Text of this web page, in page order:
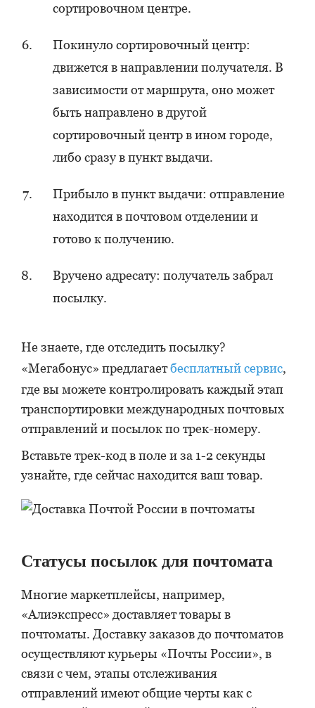
сортировочном центре.
Покинуло сортировочный центр:
движется в направлении получателя. В
зависимости от маршрута, оно может
быть направлено в другой
сортировочный центр в ином городе,
либо сразу в пункт выдачи.
Прибыло в пункт выдачи: отправление
находится в почтовом отделении и
готово к получению.
Вручено адресату: получатель забрал
посылку.
Не знаете, где отследить посылку?
«Мегабонус» предлагаетбесплатный сервис,
где вы можете контролировать каждый этап
транспортировки международных почтовых
отправлений и посылок по трек-номеру.
Вставьте трек-код в поле и за 1-2 секунды
узнайте, где сейчас находится ваш товар.
Статусы посылок для почтомата
Многие маркетплейсы, например,
«Алиэкспресс» доставляет товары в
почтоматы. Доставку заказов до почтоматов
осуществляют курьеры «Почты России», в
связи с чем, этапы отслеживания
отправлений имеют общие черты как с